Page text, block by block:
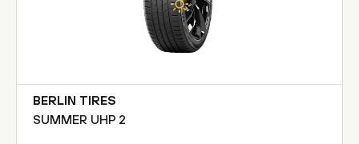
BERLIN TIRES
SUMMER UHP 2